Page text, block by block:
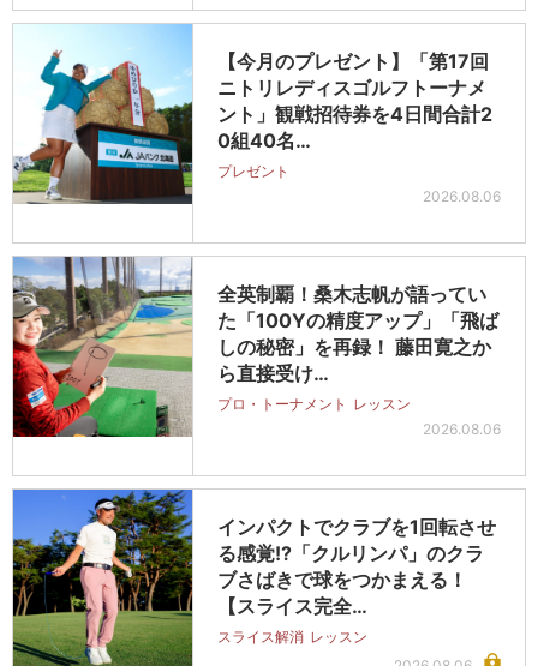
【今月のプレゼント】「第17回
ニトリレディスゴルフトーナメ
ント」観戦招待券を4日間合計2
0組40名…
プレゼント
2026.08.06
全英制覇！桑木志帆が語ってい
た「100Yの精度アップ」「飛ば
しの秘密」を再録！ 藤田寛之か
ら直接受け…
プロ・トーナメント レッスン
2026.08.06
インパクトでクラブを1回転させ
る感覚!?「クルリンパ」のクラ
ブさばきで球をつかまえる！
【スライス完全…
スライス解消 レッスン